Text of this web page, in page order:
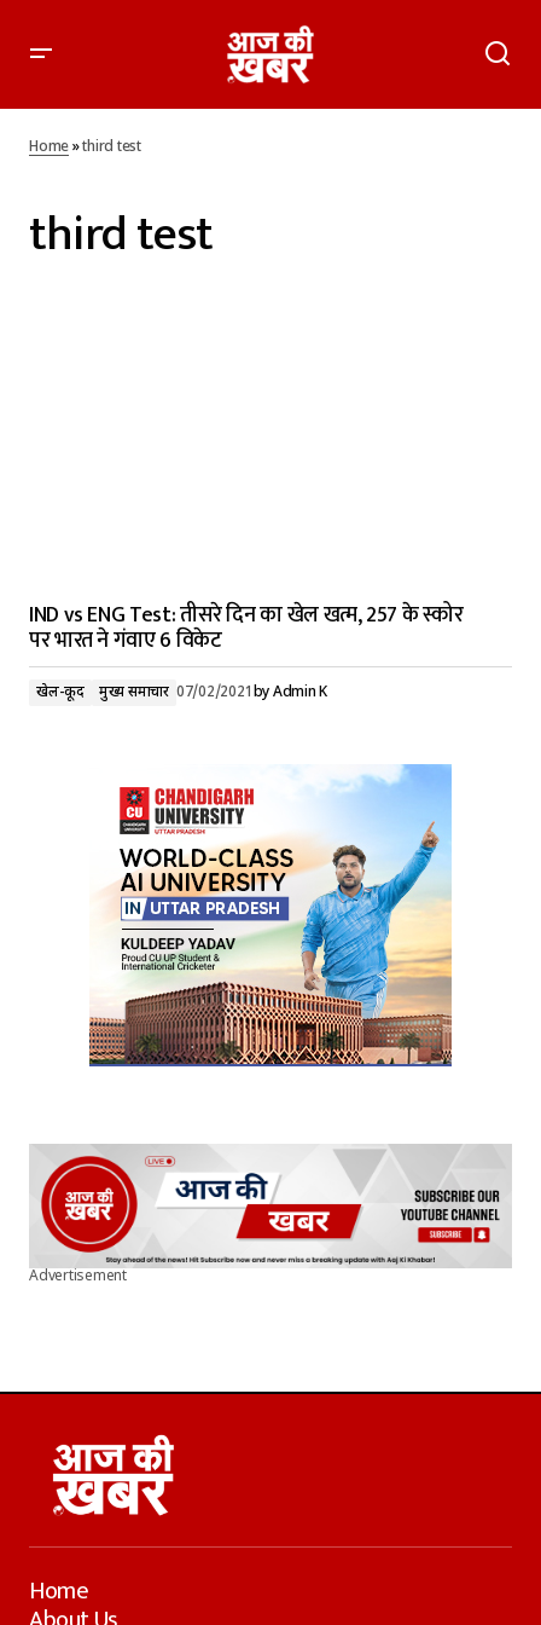
Home»third test
third test
IND vs ENG Test: तीसरे दिन का खेल खत्म, 257 के स्कोर
पर भारत ने गंवाए 6 विकेट
खेल-कूद मुख्य समाचार 07/02/2021byAdmin K
Advertisement
Home